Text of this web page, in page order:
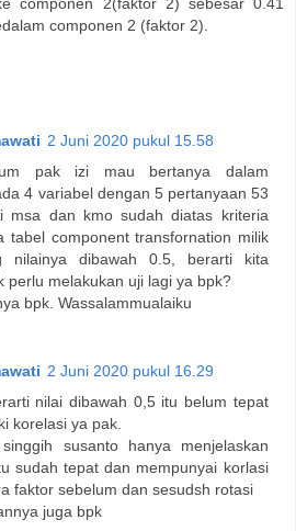
componen 2 (faktor 2).
2 Juni 2020 pukul 15.58
pak izi mau bertanya dalam
4 variabel dengan 5 pertanyaan 53
msa dan kmo sudah diatas kriteria
tabel component transfornation milik
nilainya dibawah 0.5, berarti kita
perlu melakukan uji lagi ya bpk?
bpk. Wassalammualaiku
2 Juni 2020 pukul 16.29
nilai dibawah 0,5 itu belum tepat
korelasi ya pak.
susanto hanya menjelaskan
sudah tepat dan mempunyai korlasi
faktor sebelum dan sesudsh rotasi
juga bpk